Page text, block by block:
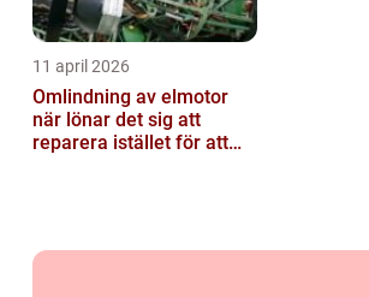
11 april 2026
Omlindning av elmotor
när lönar det sig att
reparera istället för att